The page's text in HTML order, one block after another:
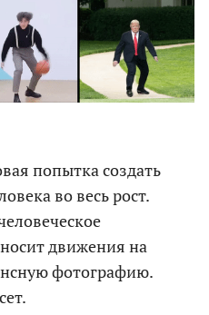
попытка создать
во весь рост.
движения на
фотографию.